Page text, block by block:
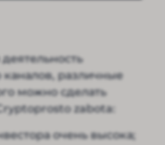
каналов, различные
можно сделать
zabota:
очень высока;